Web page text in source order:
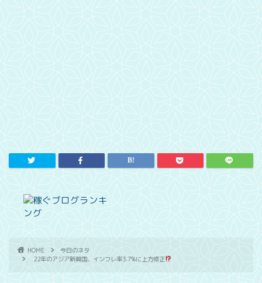
HOME
今日のネタ
22年のアジア新興国、インフレ率3.7%に上方修正